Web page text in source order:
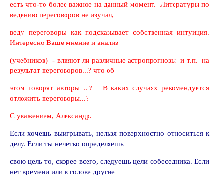
есть что-то более важное на данный момент. Литературы по
ведению переговоров не изучал,
веду переговорыкак подсказывает собственная интуиция.
Интересно Ваше мнение и анализ
(учебников) - влияют ли различные астропрогнозы и т.п. на
результат переговоров...? что об
этом говорят авторы ...? В каких случаях рекомендуется
отложить переговоры...?
С уважением, Александр.
Если хочешь выигрывать, нельзя поверхностно относиться к
делу. Если ты нечетко определяешь
свою цель то, скорее всего, следуешь цели собеседника. Если
нет времени или в голове другие